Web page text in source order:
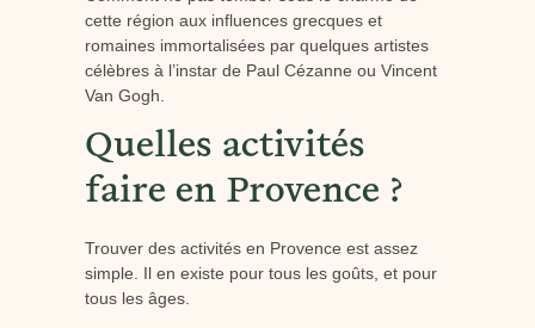
cette région aux influences grecques et
romaines immortalisées par quelques artistes
célèbres à l’instar de Paul Cézanne ou Vincent
Van Gogh.
Quelles activités
faire en Provence ?
Trouver des activités en Provence est assez
simple. Il en existe pour tous les goûts, et pour
tous les âges.